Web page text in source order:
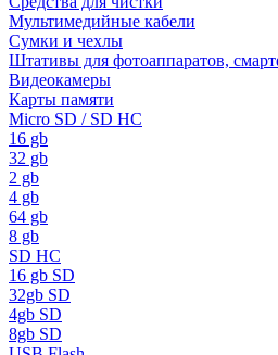
Мультимедийные кабели
Сумки и чехлы
Штативы для фотоаппаратов,
Видеокамеры
Карты памяти
Micro SD / SD HC
16 gb
32 gb
2 gb
4 gb
64 gb
8 gb
SD HC
16 gb SD
32gb SD
4gb SD
8gb SD